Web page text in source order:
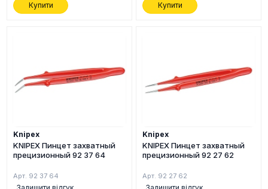
Купити Купити
Knipex
KNIPEX Пинцет захватный
прецизионный 92 37 64
Арт. 92 37 64
Knipex
KNIPEX Пинцет захватный
прецизионный 92 27 62
Арт. 92 27 62